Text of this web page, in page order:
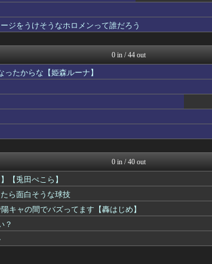
ジをうけそうなホロメンって誰だろう
0 in / 44 out
たからな【姫森ルーナ】
0 in / 40 out
【兎田ぺこら】
ら面白そうな球技
キャの間でバズってます【轟はじめ】
？